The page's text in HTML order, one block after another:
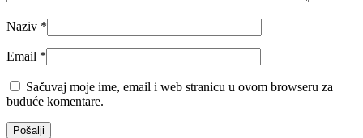
Naziv *
Email *
Sačuvaj moje ime, email i web stranicu u ovom browseru za
buduće komentare.